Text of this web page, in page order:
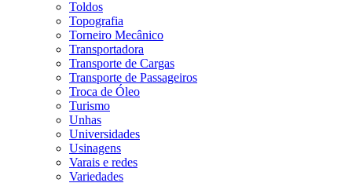
Toldos
Topografia
Torneiro Mecânico
Transportadora
Transporte de Cargas
Transporte de Passageiros
Troca de Óleo
Turismo
Unhas
Universidades
Usinagens
Varais e redes
Variedades